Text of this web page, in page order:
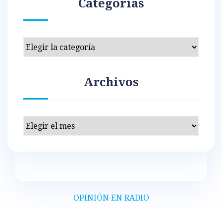
OPINIÓN EN RADIO
Categorías
Categorías
Archivos
Archivos